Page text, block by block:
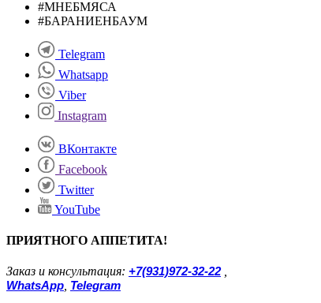
#МНЕБМЯСА
#БАРАНИЕНБАУМ
Telegram
Whatsapp
Viber
Instagram
ВКонтакте
Facebook
Twitter
YouTube
ПРИЯТНОГО АППЕТИТА!
Заказ и консультация: +7(931)972-32-22,
WhatsApp, Telegram